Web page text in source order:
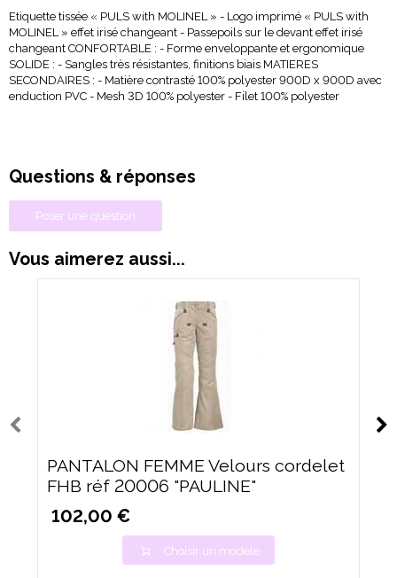
Etiquette tissée « PULS with MOLINEL » - Logo imprimé « PULS with
MOLINEL » effet irisé changeant - Passepoils sur le devant effet irisé
changeant CONFORTABLE : - Forme enveloppante et ergonomique
SOLIDE : - Sangles très résistantes, finitions biais MATIERES
SECONDAIRES : - Matière contrasté 100% polyester 900D x 900D avec
enduction PVC - Mesh 3D 100% polyester - Filet 100% polyester
Questions & réponses
Poser une question
Vous aimerez aussi...
PANTALON FEMME Velours cordelet
FHB réf 20006 "PAULINE"
102,00 €
Choisir un modèle